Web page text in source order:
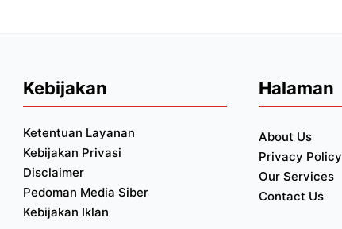
Kebijakan
Ketentuan Layanan
Kebijakan Privasi
Disclaimer
Pedoman Media Siber
Kebijakan Iklan
Halaman
About Us
Privacy Policy
Our Services
Contact Us